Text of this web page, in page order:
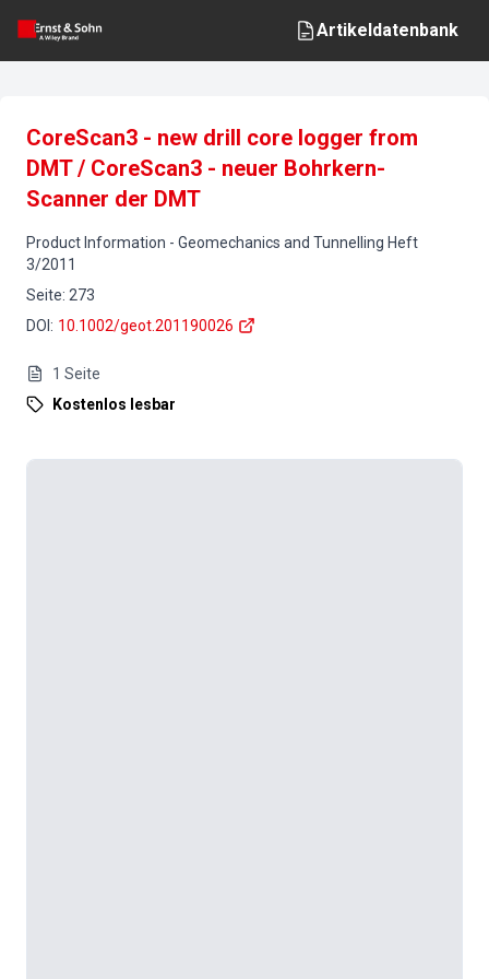
Artikeldatenbank
CoreScan3 - new drill core logger from
DMT / CoreScan3 - neuer Bohrkern-
Scanner der DMT
Product Information - Geomechanics and Tunnelling Heft
3/2011
Seite: 273
DOI : 10.1002/geot.201190026
1 Seite
Kostenlos lesbar